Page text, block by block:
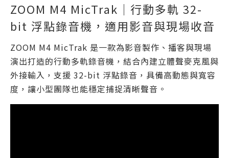
ZOOM M4 MicTrak｜行動多軌 32-
bit 浮點錄音機，適用影音與現場收音
ZOOM M4 MicTrak 是一款為影音製作、播客與現場
演出打造的行動多軌錄音機，結合內建立體聲麥克風與
外接輸入，支援 32-bit 浮點錄音，具備高動態與寬容
度，讓小型團隊也能穩定捕捉清晰聲音。